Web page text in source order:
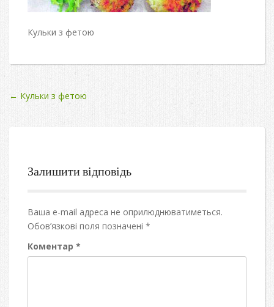
Кульки з фетою
Post
navigation
← Кульки з фетою
Залишити відповідь
Ваша e-mail адреса не оприлюднюватиметься.
Обов’язкові поля позначені *
Коментар *